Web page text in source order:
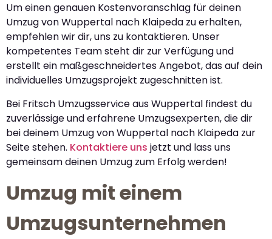
Um einen genauen Kostenvoranschlag für deinen
Umzug von Wuppertal nach Klaipeda zu erhalten,
empfehlen wir dir, uns zu kontaktieren. Unser
kompetentes Team steht dir zur Verfügung und
erstellt ein maßgeschneidertes Angebot, das auf dein
individuelles Umzugsprojekt zugeschnitten ist.
Bei Fritsch Umzugsservice aus Wuppertal findest du
zuverlässige und erfahrene Umzugsexperten, die dir
bei deinem Umzug von Wuppertal nach Klaipeda zur
Seite stehen. Kontaktiere uns jetzt und lass uns
gemeinsam deinen Umzug zum Erfolg werden!
Umzug mit einem
Umzugsunternehmen